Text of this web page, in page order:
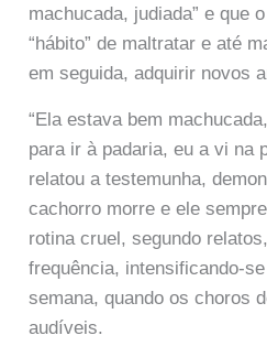
machucada, judiada” e que
“hábito” de maltratar e até
em seguida, adquirir novos
“Ela estava bem
para ir à padaria, eu a vi na
relatou a testemunha,
cachorro morre e ele
rotina cruel, segundo
frequência, intensificando-
semana, quando os choros
audíveis.